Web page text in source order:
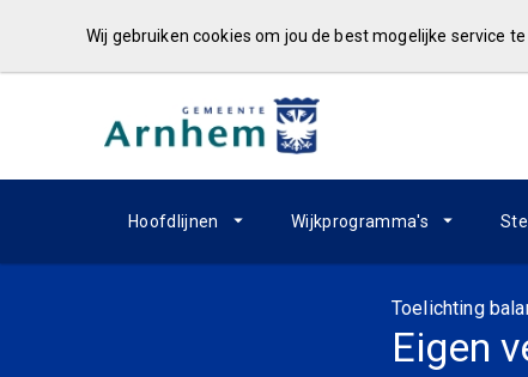
Wij gebruiken cookies om jou de best mogelijke service
Hoofdlijnen Wijkprogramma's
Toelichting
Eigen